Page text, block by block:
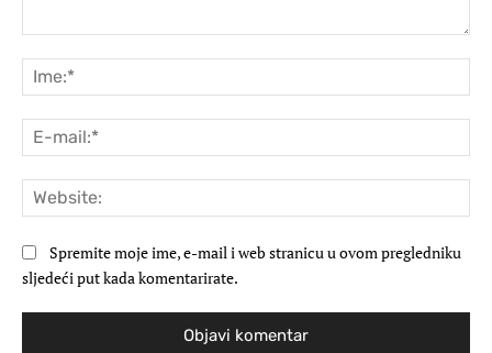
Spremite moje ime, e-mail i web stranicu u ovom pregledniku
sljedeći put kada komentarirate.